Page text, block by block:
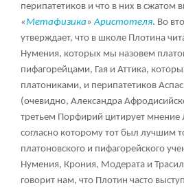
перипатетиков и что в них в сжатом
«Метафизика»Аристотеля. Во
утверждает, что в школе Плотина
Нумения, которых мы назовем
пифагорейцами, Гая и Аттика,
платониками, и перипатетиков
(очевидно, Александра
третьем Порфирий цитирует мнение
согласно которому тот был лучшим
платоновского и пифагорейского
Нумения, Крония, Модерата и
говорит нам, что Плотин часто